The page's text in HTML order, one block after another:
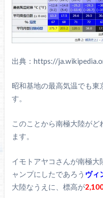
出典：https://
昭和基地の最高気温でも
す。
このことから南極大陸がど
ます。
イモトアヤコさんが南極大
ャンプにしたであろう ヴィ
大陸なうえに、標高が